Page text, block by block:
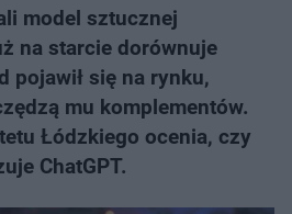
model sztucznej
na starcie dorównuje
pojawił się na rynku,
mu komplementów.
Łódzkiego ocenia, czy
ChatGPT.